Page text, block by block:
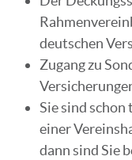
deutschen
Zugang zu
Sie sind
einer
dann sind Sie